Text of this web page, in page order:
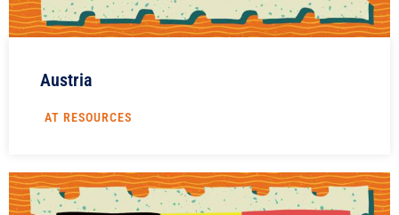
Austria
AT RESOURCES